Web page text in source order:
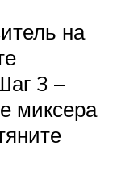
на
3 –
миксера